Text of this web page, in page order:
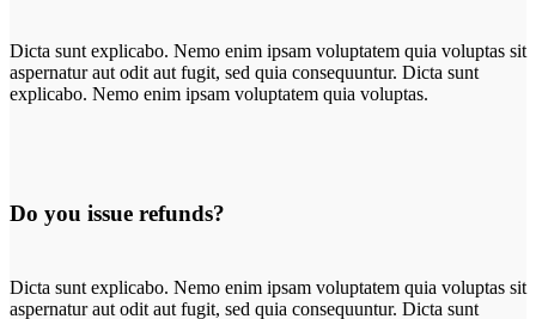
Dicta sunt explicabo. Nemo enim ipsam voluptatem quia voluptas sit
aspernatur aut odit aut fugit, sed quia consequuntur. Dicta sunt
explicabo. Nemo enim ipsam voluptatem quia voluptas.
Do you issue refunds?
Dicta sunt explicabo. Nemo enim ipsam voluptatem quia voluptas sit
aspernatur aut odit aut fugit, sed quia consequuntur. Dicta sunt